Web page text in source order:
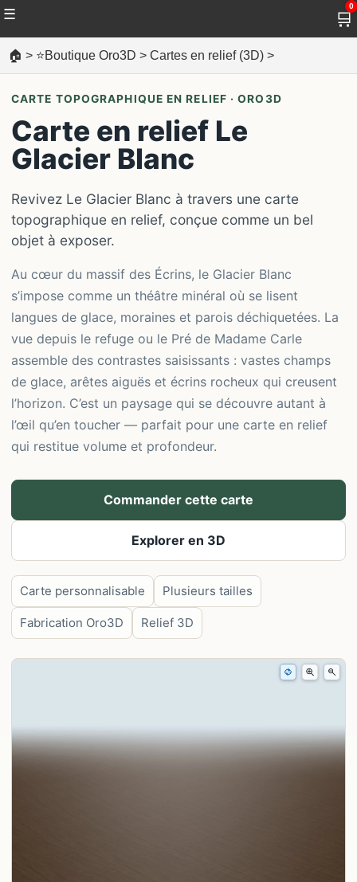
☰ 🛒
0
🏠 > ⭐Boutique Oro3D > Cartes en relief (3D) >
CARTE TOPOGRAPHIQUE EN RELIEF · ORO3D
Carte en relief Le
Glacier Blanc
Revivez Le Glacier Blanc à travers une carte
topographique en relief, conçue comme un bel
objet à exposer.
Au cœur du massif des Écrins, le Glacier Blanc
s’impose comme un théâtre minéral où se lisent
langues de glace, moraines et parois déchiquetées. La
vue depuis le refuge ou le Pré de Madame Carle
assemble des contrastes saisissants : vastes champs
de glace, arêtes aiguës et écrins rocheux qui creusent
l’horizon. C’est un paysage qui se découvre autant à
l’œil qu’en toucher — parfait pour une carte en relief
qui restitue volume et profondeur.
Commander cette carte
Explorer en 3D
Carte personnalisable Plusieurs tailles
Fabrication Oro3D Relief 3D